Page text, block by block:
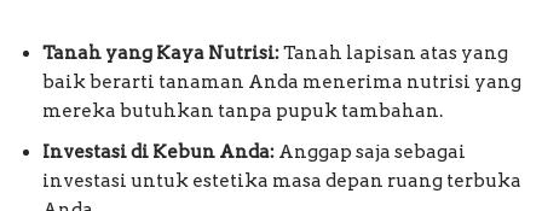
Tanah yang Kaya Nutrisi:Tanah lapisan atas yang
baik berarti tanaman Anda menerima nutrisi yang
mereka butuhkan tanpa pupuk tambahan.
Investasi di Kebun Anda: Anggap saja sebagai
investasi untuk estetika masa depan ruang terbuka